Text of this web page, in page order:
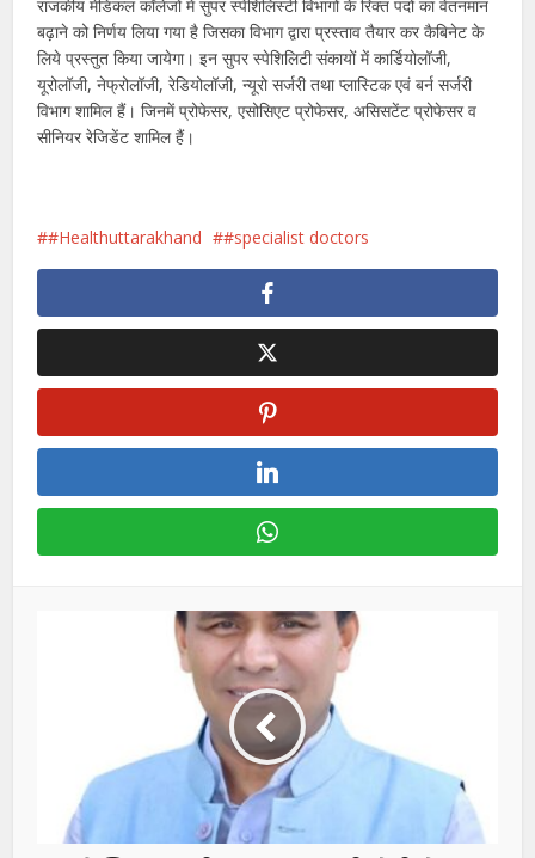
राजकीय मेडिकल कॉलेजों में सुपर स्पेशिलिस्टी विभागों के रिक्त पदों का वेतनमान
बढ़ाने को निर्णय लिया गया है जिसका विभाग द्वारा प्रस्ताव तैयार कर कैबिनेट के
लिये प्रस्तुत किया जायेगा। इन सुपर स्पेशिलिटी संकायों में कार्डियोलॉजी,
यूरोलॉजी, नेफ्रोलॉजी, रेडियोलॉजी, न्यूरो सर्जरी तथा प्लास्टिक एवं बर्न सर्जरी
विभाग शामिल हैं। जिनमें प्रोफेसर, एसोसिएट प्रोफेसर, असिसटेंट प्रोफेसर व
सीनियर रेजिडेंट शामिल हैं।
#Healthuttarakhand #specialist doctors